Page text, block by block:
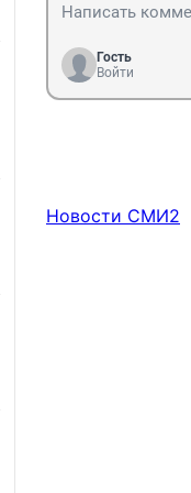
авто.
Гость
Войти
Новости СМИ2